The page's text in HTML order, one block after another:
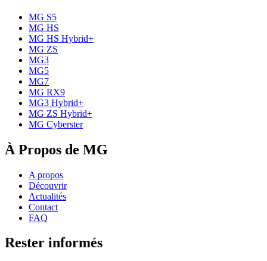
MG S5
MG HS
MG HS Hybrid+
MG ZS
MG3
MG5
MG7
MG RX9
MG3 Hybrid+
MG ZS Hybrid+
MG Cyberster
À Propos de MG
A propos
Découvrir
Actualités
Contact
FAQ
Rester informés